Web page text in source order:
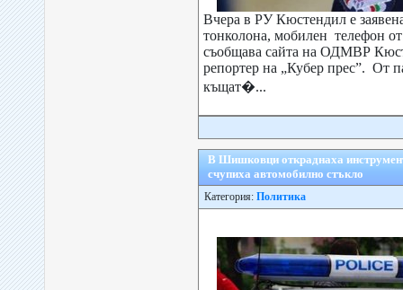
Вчера в РУ Кюстендил е
тонколона, мобилен телефон
съобщава сайта на ОДМВР
репортер на „Кубер прес”. От
къщат�...
В Шишковци откраднаха
счупиха автомобилно стъкло
Категория: Политика